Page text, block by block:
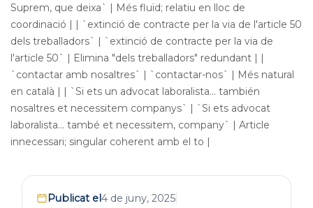
Suprem, que deixa` | Més fluïd; relatiu en lloc de
coordinació | | `extinció de contracte per la via de l'article 50
dels treballadors` | `extinció de contracte per la via de
l'article 50` | Elimina "dels treballadors" redundant | |
`contactar amb nosaltres` | `contactar-nos` | Més natural
en català | | `Si ets un advocat laboralista... también
nosaltres et necessitem companys` | `Si ets advocat
laboralista... també et necessitem, company` | Article
innecessari; singular coherent amb el to |
Publicat el4 de juny, 2025